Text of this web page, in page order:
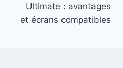
Ultimate : avantages
et écrans compatibles